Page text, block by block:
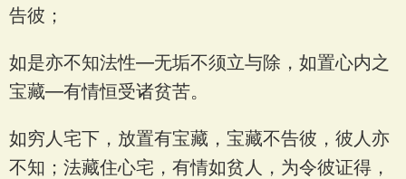
告彼；
如是亦不知法性—无垢不须立与除，如置心内之
宝藏—有情恒受诸贫苦。
如穷人宅下，放置有宝藏，宝藏不告彼，彼人亦
不知；法藏住心宅，有情如贫人，为令彼证得，